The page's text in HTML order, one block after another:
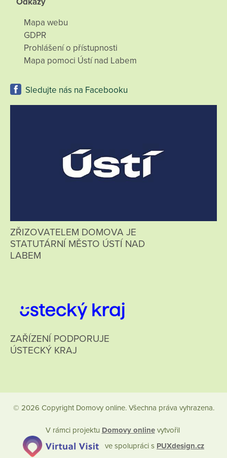
Mapa webu
GDPR
Prohlášení o přístupnosti
Mapa pomoci Ústí nad Labem
Sledujte nás na Facebooku
ZŘIZOVATELEM DOMOVA JE
STATUTÁRNÍ MĚSTO ÚSTÍ NAD
LABEM
ZAŘÍZENÍ PODPORUJE
ÚSTECKÝ KRAJ
© 2026 Copyright Domovy online. Všechna práva vyhrazena.
V rámci projektu Domovy onlinevytvořil
ve spolupráci s PUXdesign.cz